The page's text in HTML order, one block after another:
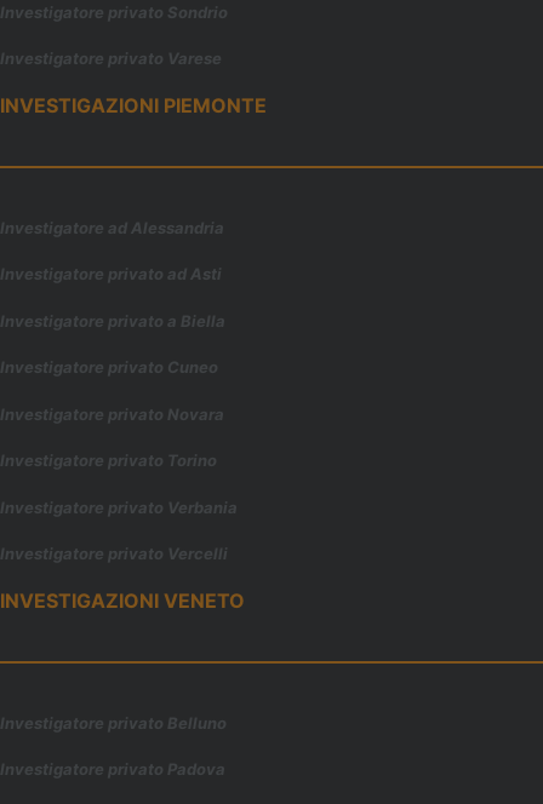
Investigatore privato Sondrio
Investigatore privato Varese
INVESTIGAZIONI PIEMONTE
Investigatore ad Alessandria
Investigatore privato ad Asti
Investigatore privato a Biella
Investigatore privato Cuneo
Investigatore privato Novara
Investigatore privato Torino
Investigatore privato Verbania
Investigatore privato Vercelli
INVESTIGAZIONI VENETO
Investigatore privato Belluno
Investigatore privato Padova